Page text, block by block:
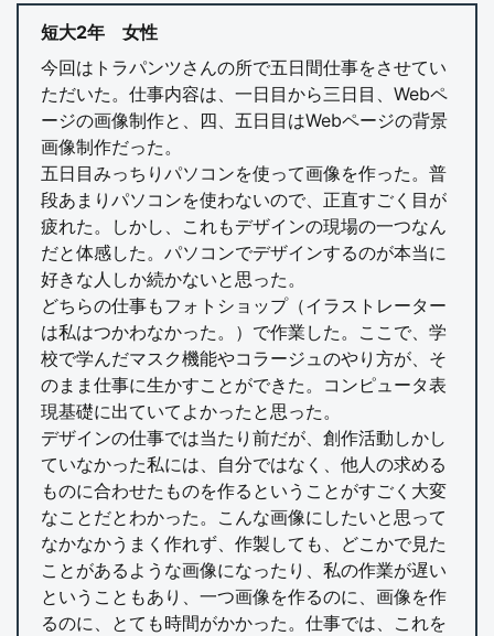
短大2年 女性
今回はトラパンツさんの所で五日間仕事をさせてい
ただいた。仕事内容は、一日目から三日目、Webペ
ージの画像制作と、四、五日目はWebページの背景
画像制作だった。
五日目みっちりパソコンを使って画像を作った。普
段あまりパソコンを使わないので、正直すごく目が
疲れた。しかし、これもデザインの現場の一つなん
だと体感した。パソコンでデザインするのが本当に
好きな人しか続かないと思った。
どちらの仕事もフォトショップ（イラストレーター
は私はつかわなかった。）で作業した。ここで、学
校で学んだマスク機能やコラージュのやり方が、そ
のまま仕事に生かすことができた。コンピュータ表
現基礎に出ていてよかったと思った。
デザインの仕事では当たり前だが、創作活動しかし
ていなかった私には、自分ではなく、他人の求める
ものに合わせたものを作るということがすごく大変
なことだとわかった。こんな画像にしたいと思って
なかなかうまく作れず、作製しても、どこかで見た
ことがあるような画像になったり、私の作業が遅い
ということもあり、一つ画像を作るのに、画像を作
るのに、とても時間がかかった。仕事では、これを